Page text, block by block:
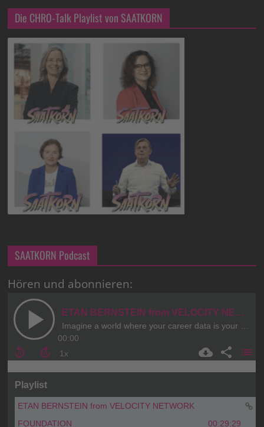
Die CHRO-Talk Playlist von SAATKORN
SAATKORN Podcast
Hören und abonnieren: